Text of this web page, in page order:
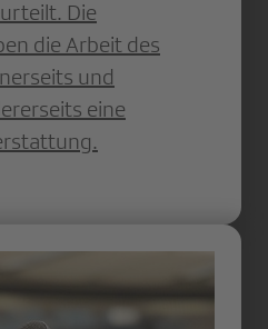
Die
die Arbeit des
und
eine